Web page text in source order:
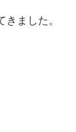
ました。